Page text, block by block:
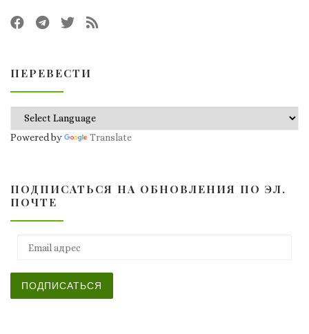
ПЕРЕВЕСТИ
Powered by Translate
ПОДПИСАТЬСЯ НА ОБНОВЛЕНИЯ ПО ЭЛ.
ПОЧТЕ
ПОДПИСАТЬСЯ